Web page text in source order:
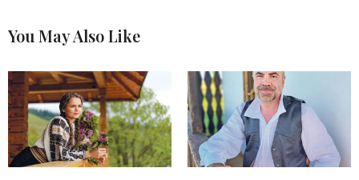
You May Also Like